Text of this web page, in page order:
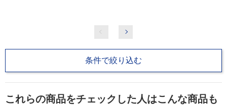
条件で絞り込む
これらの商品をチェックした人はこんな商品も